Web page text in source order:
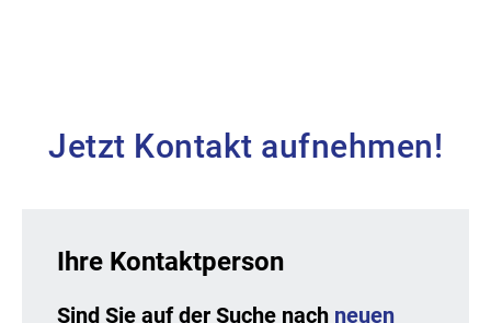
Jetzt Kontakt aufnehmen!
Ihre Kontaktperson
Sind Sie auf der Suche nach neuen